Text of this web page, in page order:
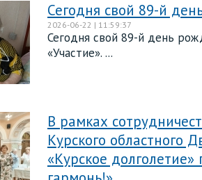
Сегодня свой 89-й
2026-06-22 | 11:59:37
Сегодня свой 89-й день
«Участие». ...
В рамках
Курского областного
«Курское